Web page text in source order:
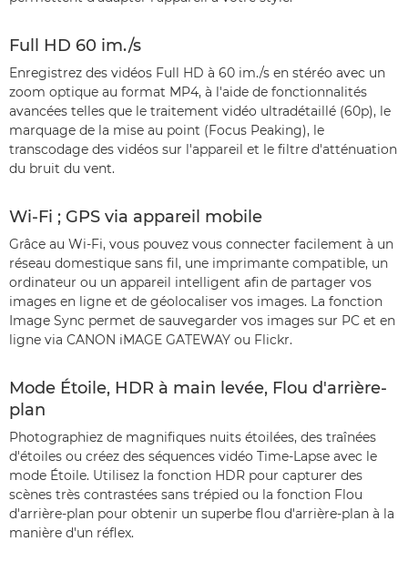
Full HD 60 im./s
Enregistrez des vidéos Full HD à 60 im./s en stéréo avec un
zoom optique au format MP4, à l'aide de fonctionnalités
avancées telles que le traitement vidéo ultradétaillé (60p), le
marquage de la mise au point (Focus Peaking), le
transcodage des vidéos sur l'appareil et le filtre d'atténuation
du bruit du vent.
Wi-Fi ; GPS via appareil mobile
Grâce au Wi-Fi, vous pouvez vous connecter facilement à un
réseau domestique sans fil, une imprimante compatible, un
ordinateur ou un appareil intelligent afin de partager vos
images en ligne et de géolocaliser vos images. La fonction
Image Sync permet de sauvegarder vos images sur PC et en
ligne via CANON iMAGE GATEWAY ou Flickr.
Mode Étoile, HDR à main levée, Flou d'arrière-
plan
Photographiez de magnifiques nuits étoilées, des traînées
d'étoiles ou créez des séquences vidéo Time-Lapse avec le
mode Étoile. Utilisez la fonction HDR pour capturer des
scènes très contrastées sans trépied ou la fonction Flou
d'arrière-plan pour obtenir un superbe flou d'arrière-plan à la
manière d'un réflex.